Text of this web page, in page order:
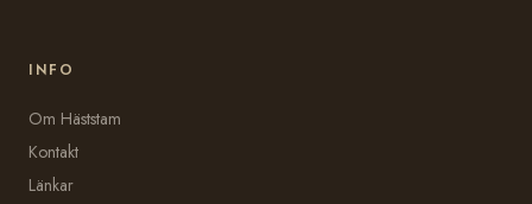
INFO
Om Häststam
Kontakt
Länkar